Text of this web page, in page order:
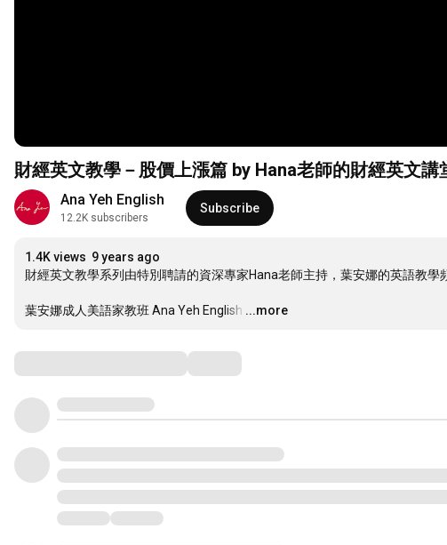
財經英文教學－股價上漲篇 by Hana老師的財經英文講
Ana Yeh English
12.2K subscribers
Subscribe
1.4K views 9 years ago
財經英文教學系列由特別聘請的資深專家Hana老師主持，葉安娜的英語教
葉安娜成人美語家教班 Ana Yeh English …
...more